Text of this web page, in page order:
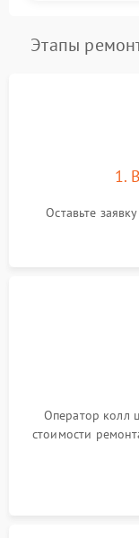
Этапы
1.
Оставьте
Оператор колл
стоимости